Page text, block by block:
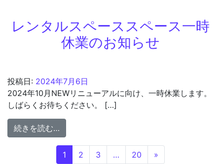
レンタルスペーススペース一時
休業のお知らせ
投稿日: 2024年7月6日
2024年10月NEWリニューアルに向け、一時休業します。
しばらくお待ちください。 […]
続きを読む…
投稿ナビゲーション
1 2 3 … 20 »